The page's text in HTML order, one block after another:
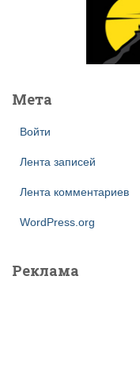
Мета
Войти
Лента записей
Лента комментариев
WordPress.org
Реклама